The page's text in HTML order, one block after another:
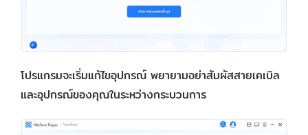
โปรแกรมจะเริ่มแก้ไขอุปกรณ์ พยายามอย่าสัมผัสสายเคเบิล
และอุปกรณ์ของคุณในระหว่างกระบวนการ